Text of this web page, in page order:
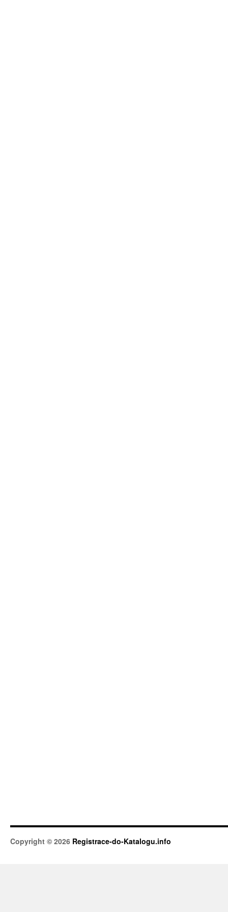
Copyright © 2026 Registrace-do-Katalogu.info